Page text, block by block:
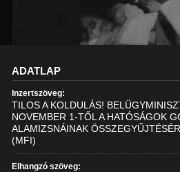
ADATLAP
Inzertszöveg:
TILOS A KOLDULÁS!
NOVEMBER 1-TŐL A HATÓSÁGOK
ALAMIZSNÁINAK
(MFI)
Elhangzó szöveg: